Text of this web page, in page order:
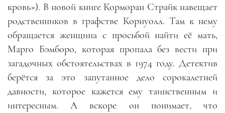
кровь»). В новой книге Корморан Страйк навещает
родственников в графстве Корнуолл. Там к нему
обращается женщина с просьбой найти её мать,
Марго Бэмборо, которая пропала без вести при
загадочных обстоятельствах в 1974 году. Детектив
берётся за это запутанное дело сорокалетней
давности, которое кажется ему таинственным и
интересным. А вскоре он понимает, что